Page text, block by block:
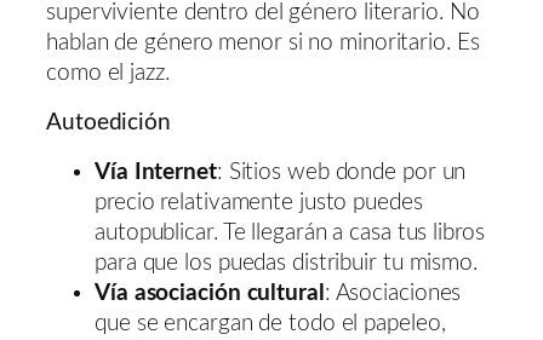
superviviente dentro del género literario. No
hablan de género menor si no minoritario. Es
como el jazz.
Autoedición
Vía Internet: Sitios web donde por un
precio relativamente justo puedes
autopublicar. Te llegarán a casa tus libros
para que los puedas distribuir tu mismo.
Vía asociación cultural : Asociaciones
que se encargan de todo el papeleo,